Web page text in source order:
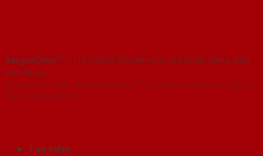
SaigonDoor™ - Hệ thống Showroom cửa thép hàng đầu
Việt Nam
Copyright ⓒ 2016 – 2026 SaigonDoor™ - www.bancuathep.com | Đơn vị
chủ quản SaigonDoor
Tìm kiếm: